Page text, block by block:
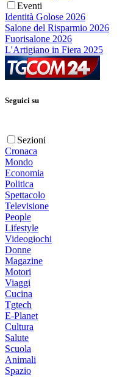
Eventi
Identità Golose 2026
Salone del Risparmio 2026
Fuorisalone 2026
L'Artigiano in Fiera 2025
Seguici su
Sezioni
Cronaca
Mondo
Economia
Politica
Spettacolo
Televisione
People
Lifestyle
Videogiochi
Donne
Magazine
Motori
Viaggi
Cucina
Tgtech
E-Planet
Cultura
Salute
Scuola
Animali
Spazio